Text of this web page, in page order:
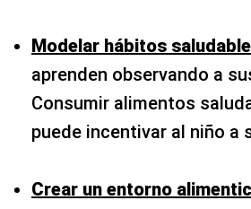
Modelar hábitos
aprenden observando a
Consumir alimentos
puede incentivar al niño a
Crear un entorno